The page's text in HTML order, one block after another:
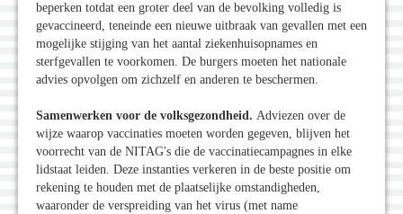
beperken totdat een groter deel van de bevolking volledig is
gevaccineerd, teneinde een nieuwe uitbraak van gevallen met een
mogelijke stijging van het aantal ziekenhuisopnames en
sterfgevallen te voorkomen. De burgers moeten het nationale
advies opvolgen om zichzelf en anderen te beschermen.
Samenwerken voor de volksgezondheid. Adviezen over de
wijze waarop vaccinaties moeten worden gegeven, blijven het
voorrecht van de NITAG's die de vaccinatiecampagnes in elke
lidstaat leiden. Deze instanties verkeren in de beste positie om
rekening te houden met de plaatselijke omstandigheden,
waaronder de verspreiding van het virus (met name